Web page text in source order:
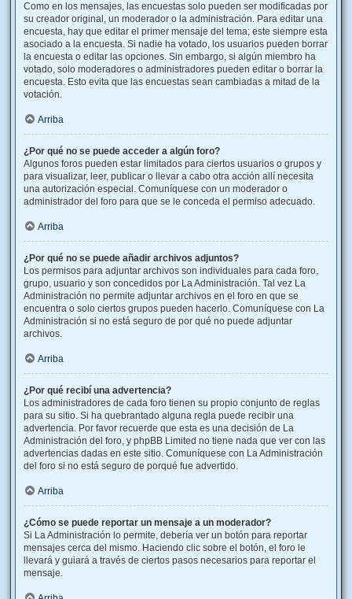
Como en los mensajes, las encuestas solo pueden ser modificadas por
su creador original, un moderador o la administración. Para editar una
encuesta, hay que editar el primer mensaje del tema; este siempre esta
asociado a la encuesta. Si nadie ha votado, los usuarios pueden borrar
la encuesta o editar las opciones. Sin embargo, si algún miembro ha
votado, solo moderadores o administradores pueden editar o borrar la
encuesta. Esto evita que las encuestas sean cambiadas a mitad de la
votación.
Arriba
¿Por qué no se puede acceder a algún foro?
Algunos foros pueden estar limitados para ciertos usuarios o grupos y
para visualizar, leer, publicar o llevar a cabo otra acción allí necesita
una autorización especial. Comuníquese con un moderador o
administrador del foro para que se le conceda el permiso adecuado.
Arriba
¿Por qué no se puede añadir archivos adjuntos?
Los permisos para adjuntar archivos son individuales para cada foro,
grupo, usuario y son concedidos por La Administración. Tal vez La
Administración no permite adjuntar archivos en el foro en que se
encuentra o solo ciertos grupos pueden hacerlo. Comuníquese con La
Administración si no está seguro de por qué no puede adjuntar
archivos.
Arriba
¿Por qué recibí una advertencia?
Los administradores de cada foro tienen su propio conjunto de reglas
para su sitio. Si ha quebrantado alguna regla puede recibir una
advertencia. Por favor recuerde que esta es una decisión de La
Administración del foro, y phpBB Limited no tiene nada que ver con las
advertencias dadas en este sitio. Comuníquese con La Administración
del foro si no está seguro de porqué fue advertido.
Arriba
¿Cómo se puede reportar un mensaje a un moderador?
Si La Administración lo permite, debería ver un botón para reportar
mensajes cerca del mismo. Haciendo clic sobre el botón, el foro le
llevará y guiará a través de ciertos pasos necesarios para reportar el
mensaje.